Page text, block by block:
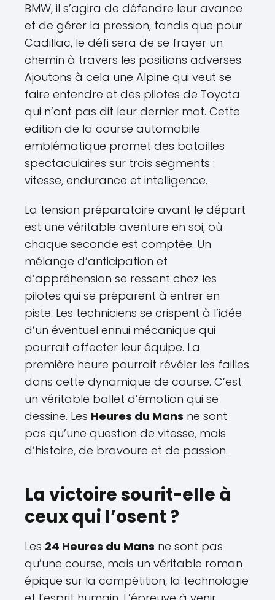
BMW, il s’agira de défendre leur avance
et de gérer la pression, tandis que pour
Cadillac, le défi sera de se frayer un
chemin à travers les positions adverses.
Ajoutons à cela une Alpine qui veut se
faire entendre et des pilotes de Toyota
qui n’ont pas dit leur dernier mot. Cette
edition de la course automobile
emblématique promet des batailles
spectaculaires sur trois segments :
vitesse, endurance et intelligence.
La tension préparatoire avant le départ
est une véritable aventure en soi, où
chaque seconde est comptée. Un
mélange d’anticipation et
d’appréhension se ressent chez les
pilotes qui se préparent à entrer en
piste. Les techniciens se crispent à l’idée
d’un éventuel ennui mécanique qui
pourrait affecter leur équipe. La
première heure pourrait révéler les failles
dans cette dynamique de course. C’est
un véritable ballet d’émotion qui se
dessine. Les Heures du Mans ne sont
pas qu’une question de vitesse, mais
d’histoire, de bravoure et de passion.
La victoire sourit-elle à
ceux qui l’osent ?
Les 24 Heures du Mans ne sont pas
qu’une course, mais un véritable roman
épique sur la compétition, la technologie